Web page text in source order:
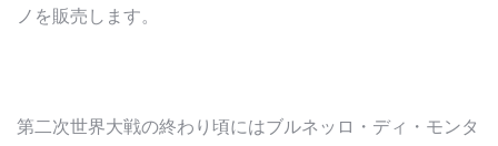
ノを販売します。
第二次世界大戦の終わり頃にはブルネッロ・ディ・モンタ